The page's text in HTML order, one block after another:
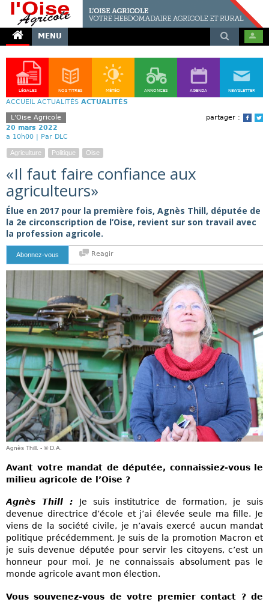
MENU
LÉGALES NOS TITRES MÉTÉO ANNONCES AGENDA NEWSLETTER
ACCUEIL ACTUALITÉS ACTUALITÉS
partager :
L'Oise Agricole
20 mars 2022
a 10h00 | Par DLC
Agriculture Politique Oise
«Il faut faire confiance aux
agriculteurs»
Élue en 2017 pour la première fois, Agnès Thill, députée de
la 2e circonscription de l’Oise, revient sur son travail avec
la profession agricole.
Abonnez-vous Reagir
Agnès Thill. - © D.A.
Avant votre mandat de députée, connaissiez-vous le
milieu agricole de l’Oise ?
Agnès Thill : Je suis institutrice de formation, je suis
devenue directrice d’école et j’ai élevée seule ma fille. Je
viens de la société civile, je n’avais exercé aucun mandat
politique précédemment. Je suis de la promotion Macron et
je suis devenue députée pour servir les citoyens, c’est un
honneur pour moi. Je ne connaissais absolument pas le
monde agricole avant mon élection.
Vous souvenez-vous de votre premier contact ? de